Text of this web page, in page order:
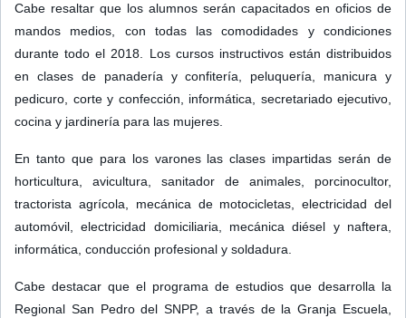
Cabe resaltar que los alumnos serán capacitados en oficios de
mandos medios, con todas las comodidades y condiciones
durante todo el 2018. Los cursos instructivos están distribuidos
en clases de panadería y confitería, peluquería, manicura y
pedicuro, corte y confección, informática, secretariado ejecutivo,
cocina y jardinería para las mujeres.
En tanto que para los varones las clases impartidas serán de
horticultura, avicultura, sanitador de animales, porcinocultor,
tractorista agrícola, mecánica de motocicletas, electricidad del
automóvil, electricidad domiciliaria, mecánica diésel y naftera,
informática, conducción profesional y soldadura.
Cabe destacar que el programa de estudios que desarrolla la
Regional San Pedro del SNPP, a través de la Granja Escuela,